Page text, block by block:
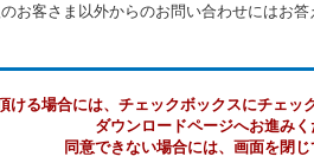
お客さま以外からのお問い合わせにはお
ける場合には、チェックボックスにチェッ
ダウンロードページへお進み
同意できない場合には、画面を閉